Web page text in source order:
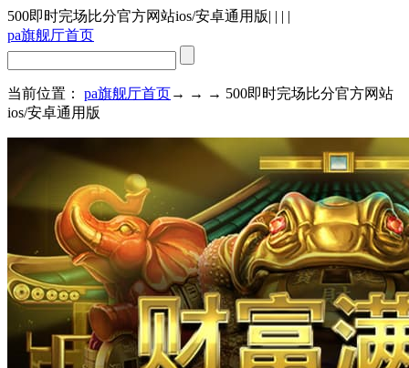
500即时完场比分官方网站ios/安卓通用版| | | |
pa旗舰厅首页
当前位置： pa旗舰厅首页→ → → 500即时完场比分官方网站
ios/安卓通用版